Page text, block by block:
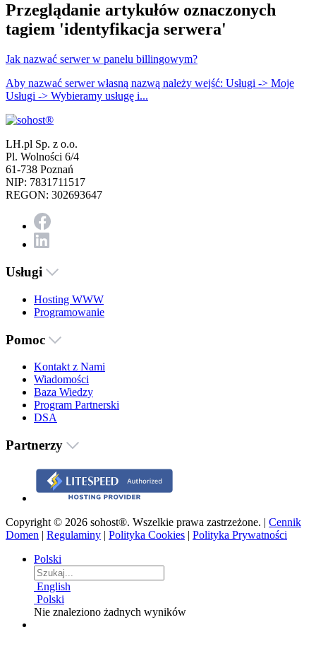
Przeglądanie artykułów oznaczonych
tagiem 'identyfikacja serwera'
Jak nazwać serwer w panelu billingowym?
Aby nazwać serwer własną nazwą należy wejść: Usługi -> Moje
Usługi -> Wybieramy usługę i...
LH.pl Sp. z o.o.
Pl. Wolności 6/4
61-738 Poznań
NIP: 7831711517
REGON: 302693647
Usługi
Hosting WWW
Programowanie
Pomoc
Kontakt z Nami
Wiadomości
Baza Wiedzy
Program Partnerski
DSA
Partnerzy
Copyright © 2026 sohost®. Wszelkie prawa zastrzeżone. | Cennik
Domen | Regulaminy | Polityka Cookies | Polityka Prywatności
Polski
English
Polski
Nie znaleziono żadnych wyników